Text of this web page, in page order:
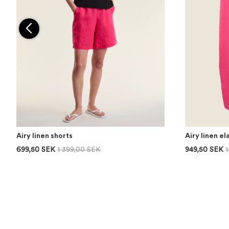
Airy linen shorts
699,50 SEK 1 399,00 SEK
Airy linen
949,50 SEK